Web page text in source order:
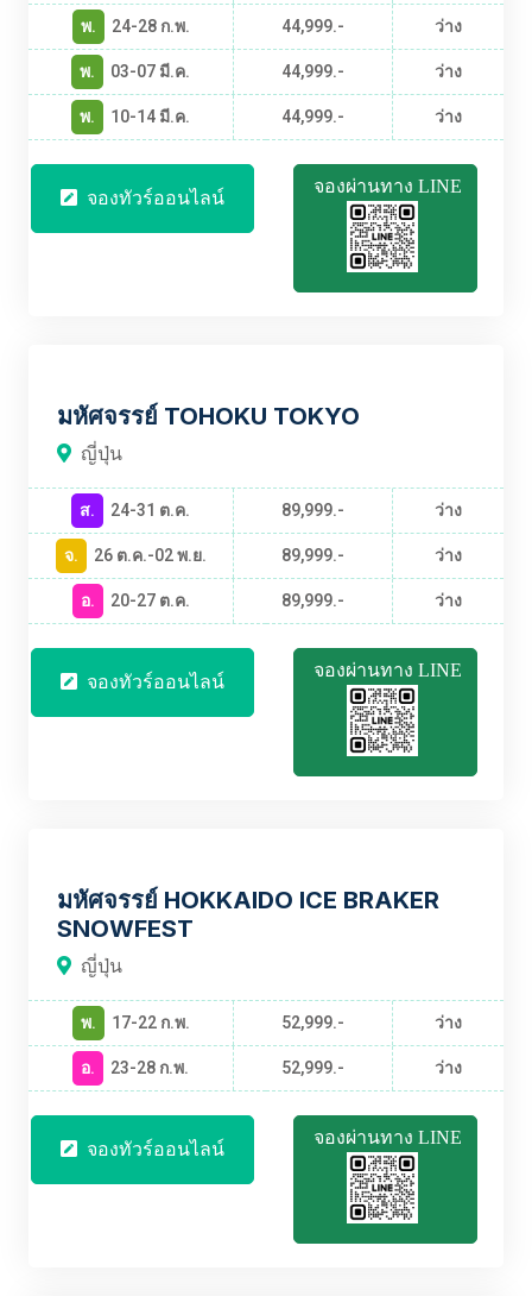
พ. 24-28 ก.พ. 44,999.-
ว่าง
พ.
03-07 มี.ค. 44,999.-
ว่าง
พ.
10-14 มี.ค. 44,999.- ว่าง
จองทัวร์ออนไลน์ จองผ่านทาง LINE
มหัศจรรย์ TOHOKU TOKYO
ญี่ปุ่น
ส. 24-31 ต.ค. 89,999.-
ว่าง
จ.
26 ต.ค.-02 พ.ย. 89,999.-
ว่าง
อ.
20-27 ต.ค. 89,999.- ว่าง
จองทัวร์ออนไลน์ จองผ่านทาง LINE
มหัศจรรย์ HOKKAIDO ICE BRAKER
SNOWFEST
ญี่ปุ่น
พ. 17-22 ก.พ. 52,999.-
ว่าง
อ.
23-28 ก.พ. 52,999.- ว่าง
จองทัวร์ออนไลน์ จองผ่านทาง LINE